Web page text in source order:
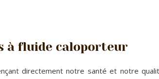
à fluide caloporteur
directement notre santé et notre